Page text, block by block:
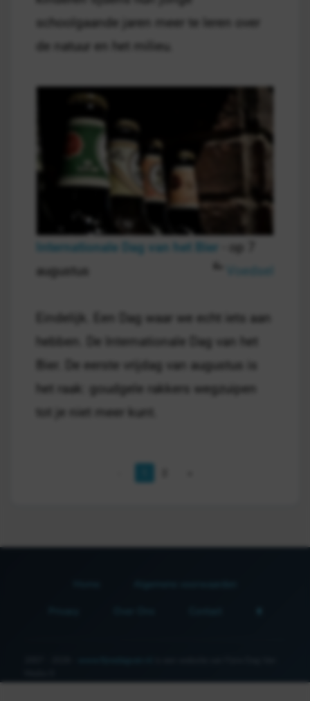
schoolgaande jaren meer te leren over
de natuur en het milieu.
Internationale Dag van het Bier
- op 7
augustus
Eindelijk. Een Dag waar we echt iets aan
hebben. De Internationale Dag van het
Bier. De eerste vrijdag van augustus is
het raak: goudgele rakkers wegzuipen
tot je niet meer kunt.